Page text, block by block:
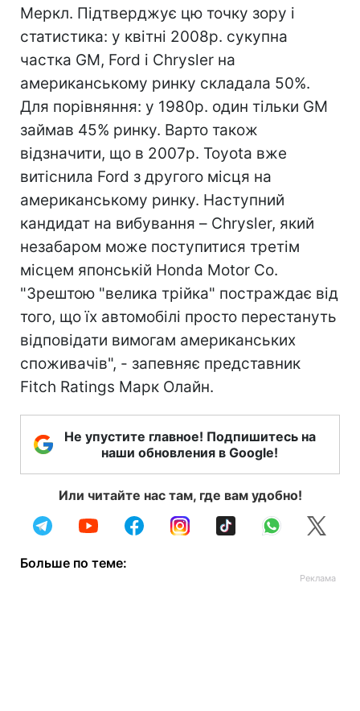
Меркл. Підтверджує цю точку зору і
статистика: у квітні 2008р. сукупна
частка GM, Ford і Chrysler на
американському ринку складала 50%.
Для порівняння: у 1980р. один тільки GM
займав 45% ринку. Варто також
відзначити, що в 2007р. Toyota вже
витіснила Ford з другого місця на
американському ринку. Наступний
кандидат на вибування – Chrysler, який
незабаром може поступитися третім
місцем японській Honda Motor Co.
"Зрештою "велика трійка" постраждає від
того, що їх автомобілі просто перестануть
відповідати вимогам американських
споживачів", - запевняє представник
Fitch Ratings Марк Олайн.
Не упустите главное! Подпишитесь на
наши обновления в Google!
Или читайте нас там, где вам удобно!
Больше по теме: